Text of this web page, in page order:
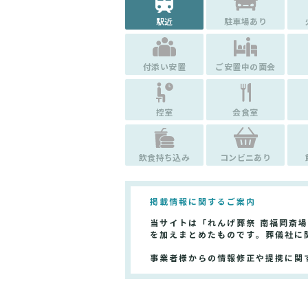
駅近 駐車場あり
付添い安置 ご安置中の面会
控室 会食室
飲食持ち込み コンビニあり
掲載情報に関するご案内
当サイトは「れんげ葬祭 南福岡斎
を加えまとめたものです。葬儀社
事業者様からの情報修正や提携に